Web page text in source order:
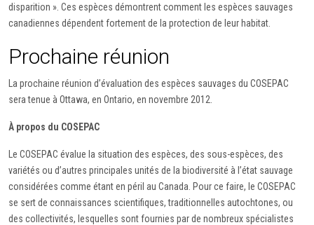
disparition ». Ces espèces démontrent comment les espèces sauvages
canadiennes dépendent fortement de la protection de leur habitat.
Prochaine réunion
La prochaine réunion d’évaluation des espèces sauvages du COSEPAC
sera tenue à Ottawa, en Ontario, en novembre 2012.
À propos du COSEPAC
Le COSEPAC évalue la situation des espèces, des sous-espèces, des
variétés ou d’autres principales unités de la biodiversité à l’état sauvage
considérées comme étant en péril au Canada. Pour ce faire, le COSEPAC
se sert de connaissances scientifiques, traditionnelles autochtones, ou
des collectivités, lesquelles sont fournies par de nombreux spécialistes